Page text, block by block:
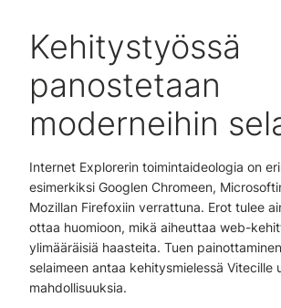
Kehitystyössä
panostetaan
moderneihin
Internet Explorerin toimintaideologia on
esimerkiksi Googlen Chromeen,
Mozillan Firefoxiin verrattuna. Erot tulee
ottaa huomioon, mikä aiheuttaa web-
ylimääräisiä haasteita. Tuen
selaimeen antaa kehitysmielessä Vitecille
mahdollisuuksia.